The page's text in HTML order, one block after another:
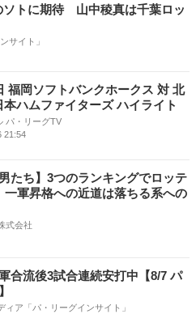
ソトに期待 山中稜真は千葉ロッ
サイト」
福岡ソフトバンクホークス 対 北
本ハムファイターズ ハイライト
パ・リーグTV
21:54
たち】3つのランキングでロッテ
軍昇格への近道は落ちる系への
式会社
合流後3試合連続安打中【8/7 パ
ィア「パ・リーグインサイト」